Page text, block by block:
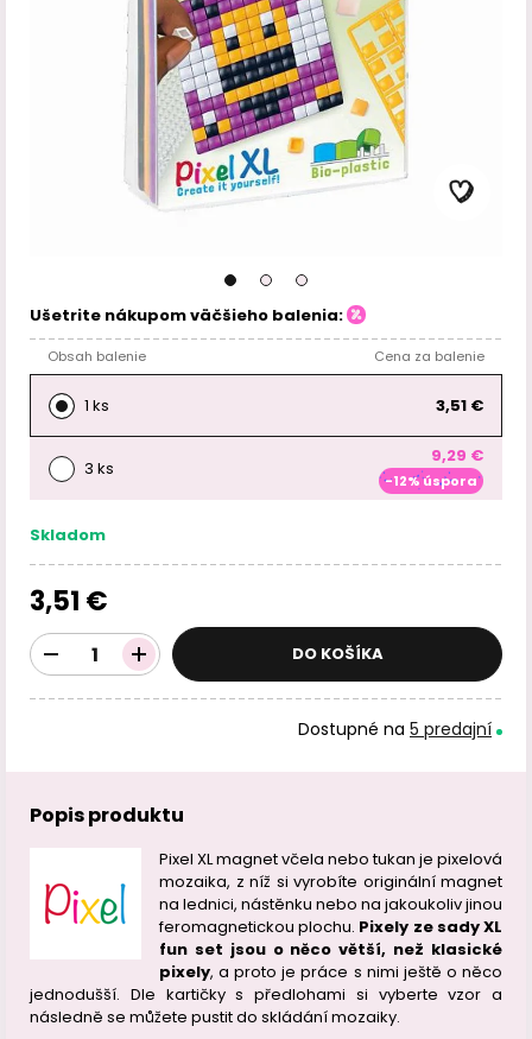
Ušetrite nákupom väčšieho balenia:
Obsah balenie Cena za balenie
1 ks 3,51 €
3 ks
9,29 €
-12% úspora
Skladom
3,51 €
DO KOŠÍKA
Dostupné na 5 predajní
Popis produktu
Pixel XL magnet včela nebo tukan je pixelová
mozaika, z níž si vyrobíte originální magnet
na lednici, nástěnku nebo na jakoukoliv jinou
feromagnetickou plochu. Pixely ze sady XL
fun set jsou o něco větší, než klasické
pixely, a proto je práce s nimi ještě o něco
jednodušší. Dle kartičky s předlohami si vyberte vzor a
následně se můžete pustit do skládání mozaiky.